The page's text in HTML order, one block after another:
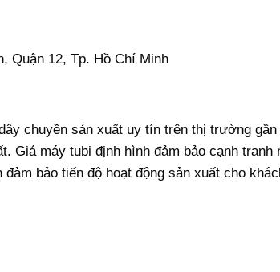
Quận 12, Tp. Hồ Chí Minh
chuyền sản xuất uy tín trên thị trường gần
Giá máy tubi định hình đảm bảo cạnh
bảo tiến độ hoạt động sản xuất cho